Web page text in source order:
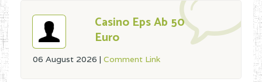
Casino Eps Ab 50
Euro
06 August 2026 | Comment Link